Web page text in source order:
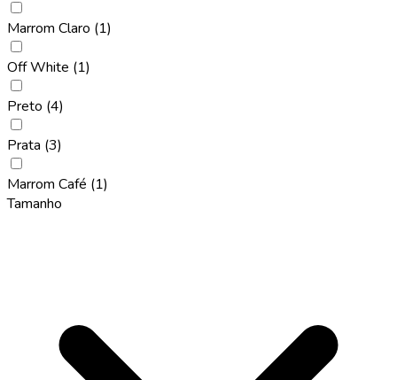
Marrom Claro (1)
Off White (1)
Preto (4)
Prata (3)
Marrom Café (1)
Tamanho